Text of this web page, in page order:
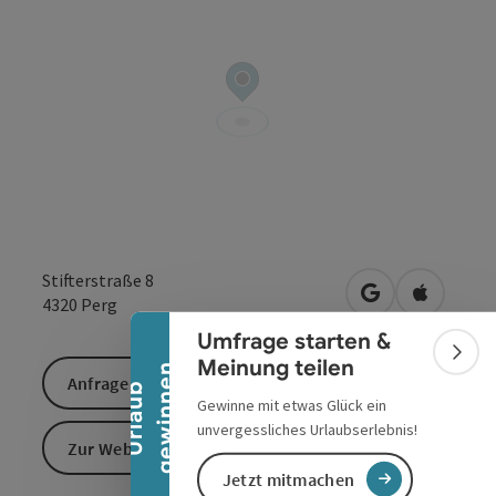
U
r
l
a
u
b
g
e
w
i
n
n
en
Banner einklappen
Umfrage starten &
Meinung teilen
Gewinne mit etwas Glück ein
unvergessliches Urlaubserlebnis!
Jetzt mitmachen
Stifterstraße 8
4320 Perg in Googlein Apple
Anfrage senden
Zur Website